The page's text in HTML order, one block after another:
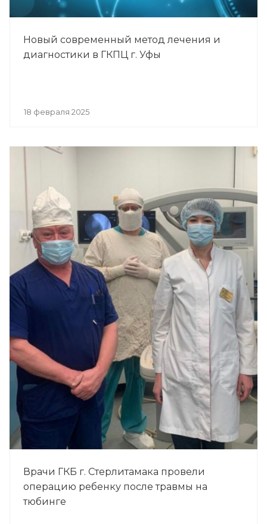
Новый современный метод лечения и
диагностики в ГКПЦ г. Уфы
18 февраля 2025
Врачи ГКБ г. Стерлитамака провели
операцию ребенку после травмы на
тюбинге